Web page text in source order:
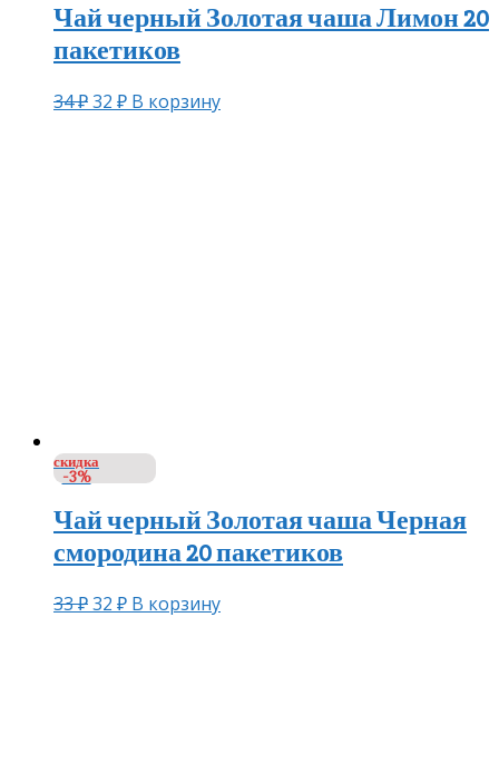
Чай черный Золотая чаша Лимон 20
пакетиков
34₽32 ₽ В корзину
скидка
-3%
Чай черный Золотая чаша Черная
смородина 20 пакетиков
33₽32 ₽ В корзину